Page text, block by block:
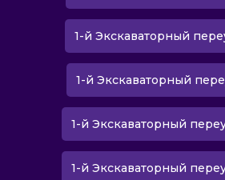
1-й Экскаваторный
1-й Экскаваторный
1-й Экскаваторный
1-й Экскаваторный